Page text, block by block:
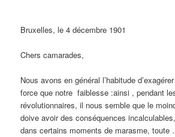
Bruxelles, le 4 décembre 1901
Chers camarades,
Nous avons en général l’habitude
force que notre faiblesse :ainsi , pendant
révolutionnaires, il nous semble que le
doive avoir des conséquences
dans certains moments de marasme, toute